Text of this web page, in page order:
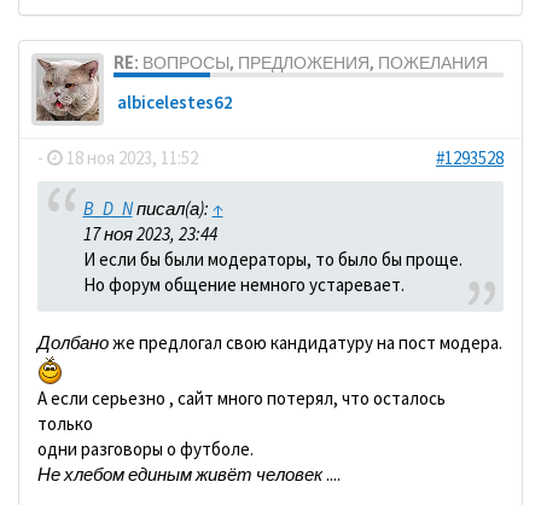
RE: ВОПРОСЫ, ПРЕДЛОЖЕНИЯ, ПОЖЕЛАНИЯ
albicelestes62
- 18 ноя 2023, 11:52 #1293528
B_D_Nписал(а): ↑
17 ноя 2023, 23:44
И если бы были модераторы, то было бы проще.
Но форум общение немного устаревает.
Долбаноже предлогал свою кандидатуру на пост модера.
А если серьезно , сайт много потерял, что осталось
только
одни разговоры о футболе.
Не хлебом единым живёт человек....